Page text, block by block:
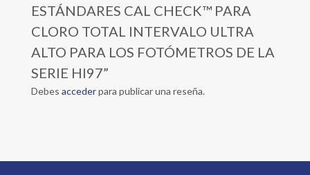
ESTÁNDARES CAL CHECK™ PARA
CLORO TOTAL INTERVALO ULTRA
ALTO PARA LOS FOTÓMETROS DE LA
SERIE HI97”
Debes accederpara publicar una reseña.